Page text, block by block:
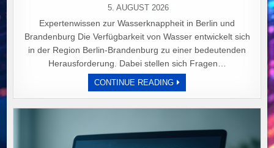
5. AUGUST 2026
Expertenwissen zur Wasserknappheit in Berlin und
Brandenburg Die Verfügbarkeit von Wasser entwickelt sich
in der Region Berlin-Brandenburg zu einer bedeutenden
Herausforderung. Dabei stellen sich Fragen…
CONTINUE READINGWASSERKNAPPHEIT
IN
BERLIN-
ERFORSCHT
NACHHALTIGE